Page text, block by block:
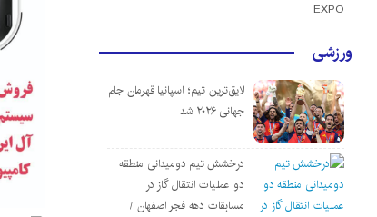
EXPO
ورزشی
لایق‌ترین تیم؛ اسپانیا قهرمان جام
جهانی ۲۰۲۶ شد
درخشش تیم دومیدانی منطقه
دو عملیات انتقال گاز در
مسابقات دهه فجر اصفهان /